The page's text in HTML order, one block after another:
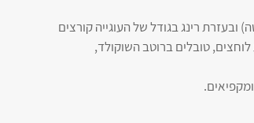
רינג בגודל של העוגייה קורצים
לוחצים, טובלים ברוטב השוקולד,